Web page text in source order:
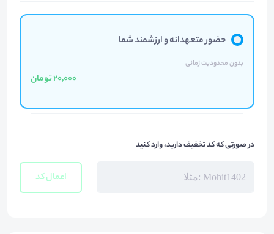
حضور متعهدانه و ارزشمند شما
بدون محدودیت زمانی
20,000 تومان
در صورتی که کد تخفیف دارید، وارد کنید
اعمال کد